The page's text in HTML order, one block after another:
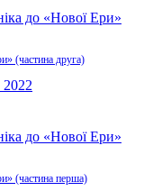
(частина друга)
(частина перша)